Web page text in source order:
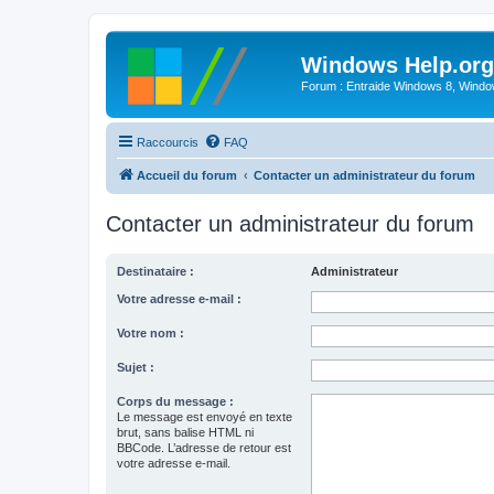
Windows Help.org
Forum : Entraide Windows 8,
Raccourcis FAQ
Accueil du forum Contacter un administrateur du forum
Contacter un administrateur du forum
Destinataire : Administrateur
Votre adresse e-mail :
Votre nom :
Sujet :
Corps du message :
Le message est envoyé en texte
brut, sans balise HTML ni
BBCode. L’adresse de retour est
votre adresse e-mail.